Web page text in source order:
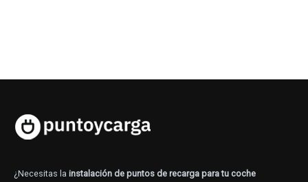
¿Necesitas la instalación de puntos de recarga para tu coche